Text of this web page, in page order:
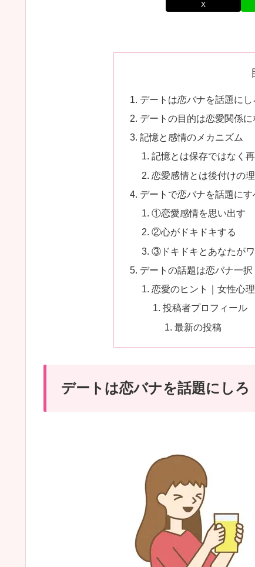
X
デートは恋バナを話題にし
デートの目的は恋愛関係に
記憶と感情のメカニズム
記憶とは保存ではなく
恋愛感情とは後付けの
デートで恋バナを話題にす
①恋愛感情を思い出す
②心がドキドキする
③ドキドキとあなたが
デートの話題は恋バナ一択
恋愛のヒント｜女性心
投稿者プロフィール
最新の投稿
デートは恋バナを話題にしろ